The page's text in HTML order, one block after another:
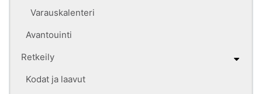
Varauskalenteri
Avantouinti
Retkeily
Kodat ja laavut